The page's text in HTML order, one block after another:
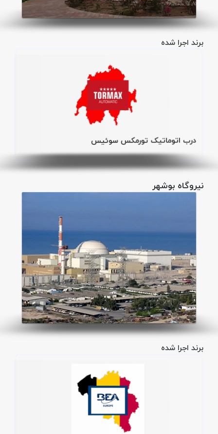
برند اجرا شده
درب اتوماتیک تورمکس سوئیس
نیروگاه بوشهر
برند اجرا شده